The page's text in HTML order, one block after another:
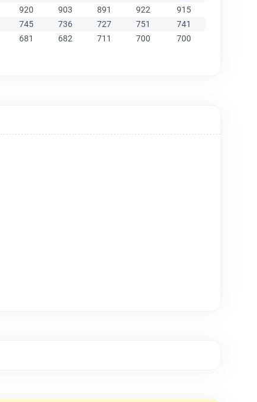
920 903 891 922
915
745 736 727 751
741
681 682 711 700
700